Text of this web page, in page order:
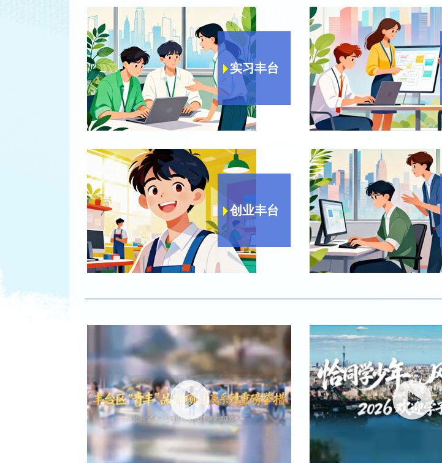
实习丰台
创业丰台